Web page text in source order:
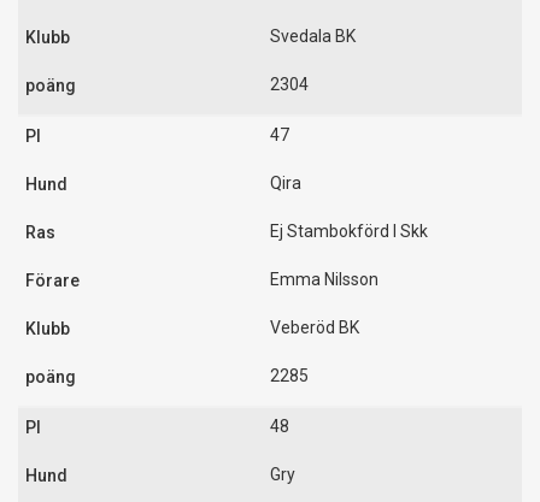
Svedala BK
2304
47
Qira
Ej Stambokförd I Skk
Emma Nilsson
Veberöd BK
2285
48
Gry